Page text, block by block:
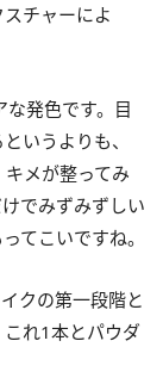
チャーによ
発色です。目
いうよりも、
メが整ってみ
でみずみずしい
てこいですね。
クの第一段階と
れ1本とパウダ